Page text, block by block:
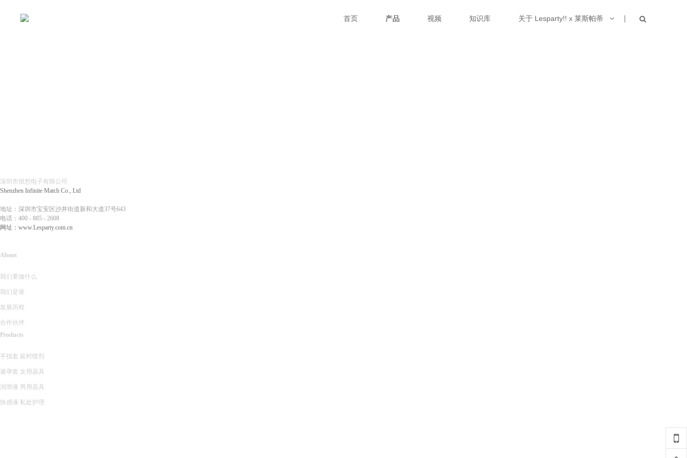
首页 产品 视频 知识库 关于 Lesparty!! x 莱斯帕蒂
深圳市很想电子有限公司
Shenzhen Infinite Match Co., Ltd
地址：深圳市宝安区沙井街道新和大道37号643
电话： 400 - 885 - 2608
网址： www.Lesparty.com.cn
About
我们要做什么
我们是谁
发展历程
合作伙伴
Products
手指套 延时喷剂
避孕套 女用器具
润滑液 男用器具
快感液 私处护理